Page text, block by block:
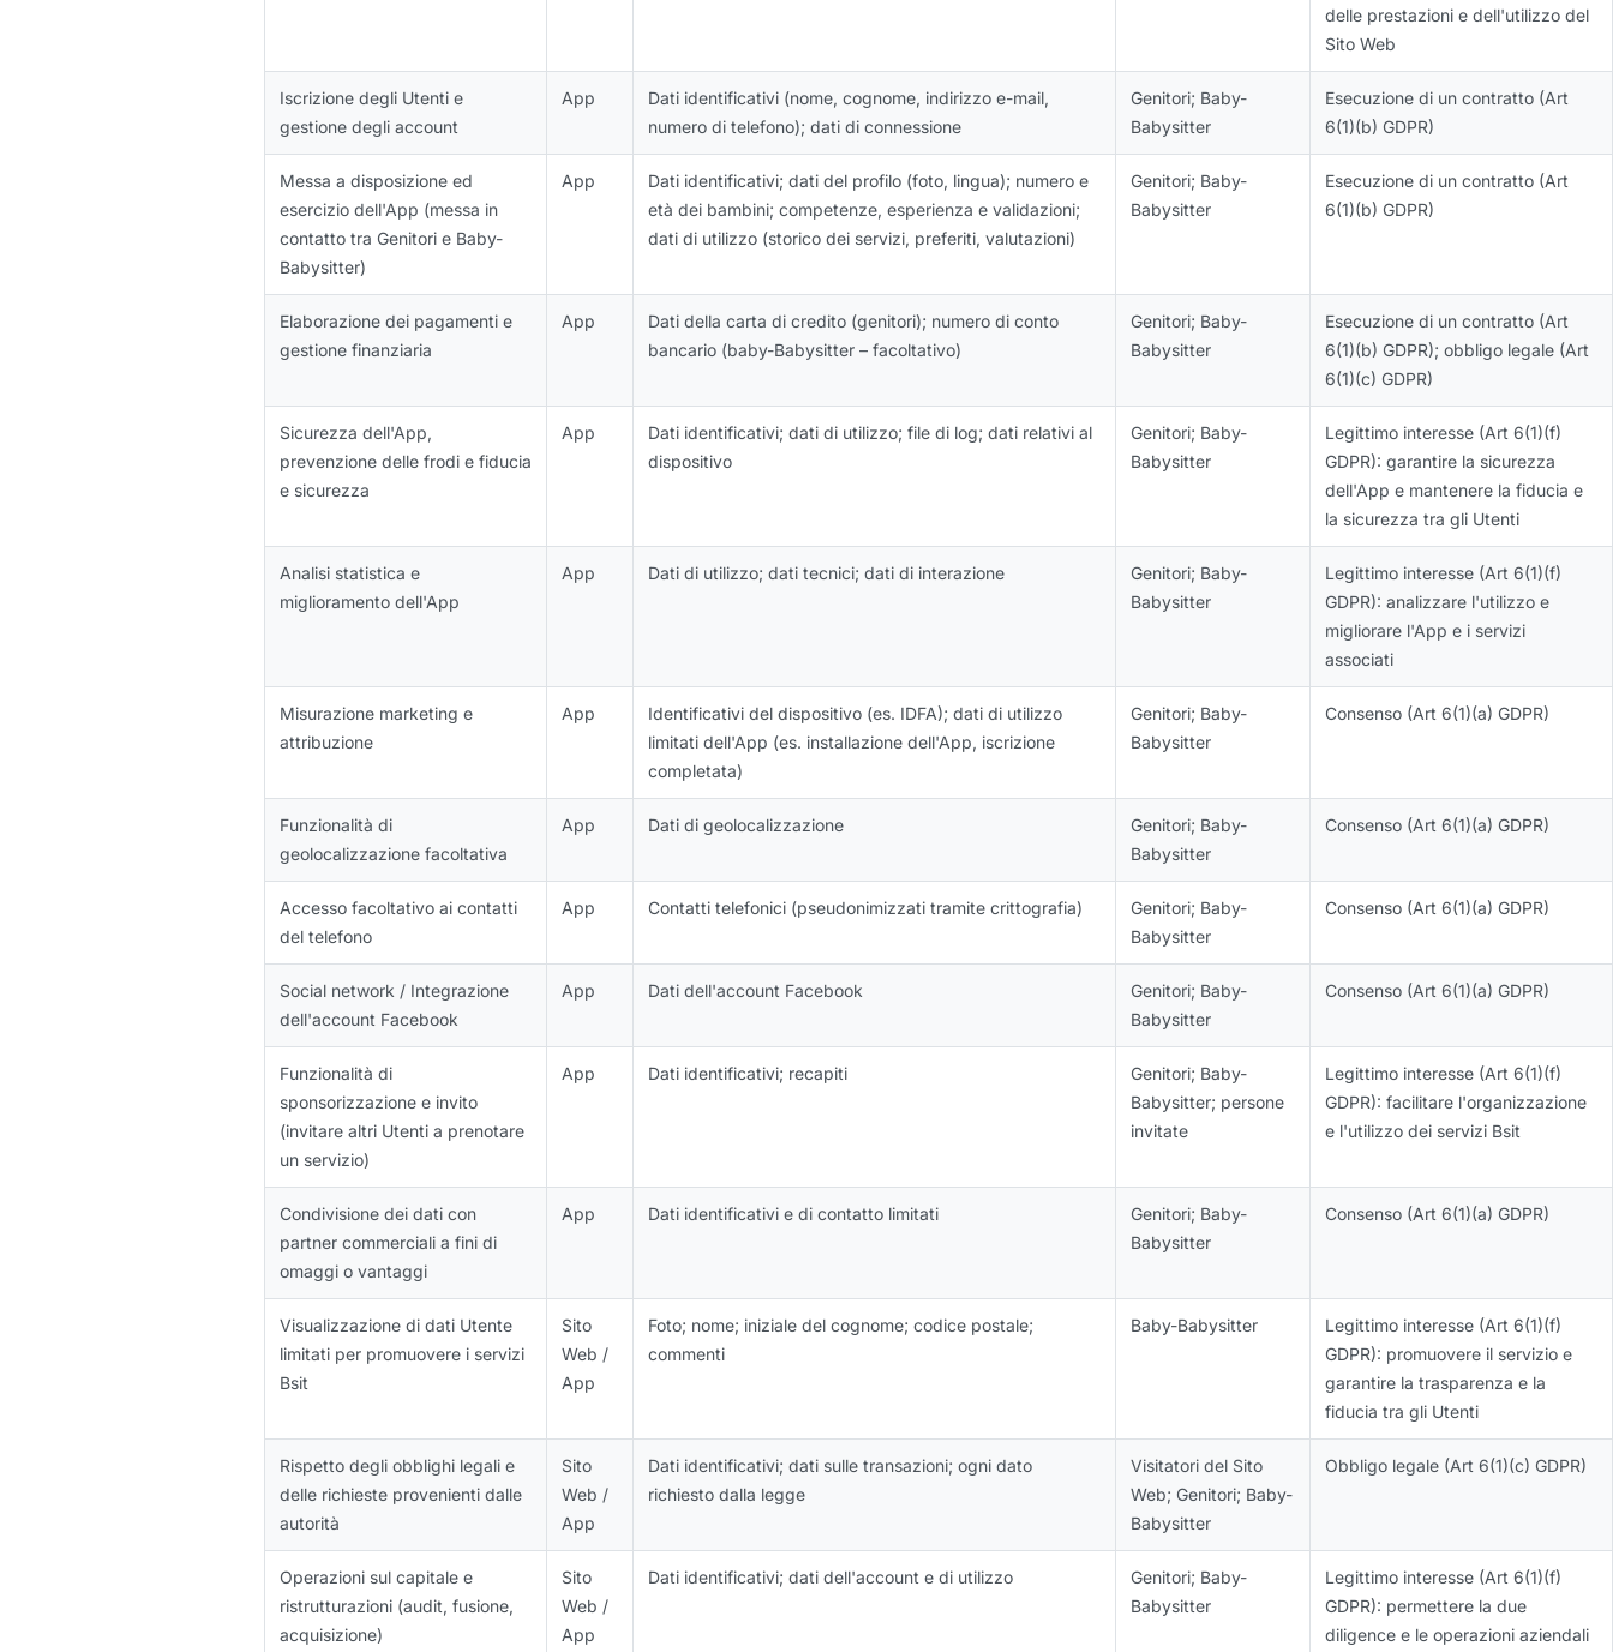
delle prestazioni e dell'utilizzo del
Sito Web
Iscrizione degli Utenti e
gestione degli account
App
Dati identificativi (nome, cognome, indirizzo e-mail,
numero di telefono); dati di connessione
Genitori; Baby-
Babysitter
Esecuzione di un contratto (Art
6(1)(b) GDPR)
Messa a disposizione ed
esercizio dell'App (messa in
contatto tra Genitori e Baby-
Babysitter)
App
Dati identificativi; dati del profilo (foto, lingua); numero e
età dei bambini; competenze, esperienza e validazioni;
dati di utilizzo (storico dei servizi, preferiti, valutazioni)
Genitori; Baby-
Babysitter
Esecuzione di un contratto (Art
6(1)(b) GDPR)
Elaborazione dei pagamenti e
gestione finanziaria
App
Dati della carta di credito (genitori); numero di conto
bancario (baby-Babysitter – facoltativo)
Genitori; Baby-
Babysitter
Esecuzione di un contratto (Art
6(1)(b) GDPR); obbligo legale (Art
6(1)(c) GDPR)
Sicurezza dell'App,
prevenzione delle frodi e fiducia
e sicurezza
App
Dati identificativi; dati di utilizzo; file di log; dati relativi al
dispositivo
Genitori; Baby-
Babysitter
Legittimo interesse (Art 6(1)(f)
GDPR): garantire la sicurezza
dell'App e mantenere la fiducia e
la sicurezza tra gli Utenti
Analisi statistica e
miglioramento dell'App
App Dati di utilizzo; dati tecnici; dati di interazione
Genitori; Baby-
Babysitter
Legittimo interesse (Art 6(1)(f)
GDPR): analizzare l'utilizzo e
migliorare l'App e i servizi
associati
Misurazione marketing e
attribuzione
App
Identificativi del dispositivo (es. IDFA); dati di utilizzo
limitati dell'App (es. installazione dell'App, iscrizione
completata)
Genitori; Baby-
Babysitter
Consenso (Art 6(1)(a) GDPR)
Funzionalità di
geolocalizzazione facoltativa
App Dati di geolocalizzazione
Genitori; Baby-
Babysitter
Consenso (Art 6(1)(a) GDPR)
Accesso facoltativo ai contatti
del telefono
App Contatti telefonici (pseudonimizzati tramite crittografia)
Genitori; Baby-
Babysitter
Consenso (Art 6(1)(a) GDPR)
Social network / Integrazione
dell'account Facebook
App Dati dell'account Facebook
Genitori; Baby-
Babysitter
Consenso (Art 6(1)(a) GDPR)
Funzionalità di
sponsorizzazione e invito
(invitare altri Utenti a prenotare
un servizio)
App Dati identificativi; recapiti
Genitori; Baby-
Babysitter; persone
invitate
Legittimo interesse (Art 6(1)(f)
GDPR): facilitare l'organizzazione
e l'utilizzo dei servizi Bsit
Condivisione dei dati con
partner commerciali a fini di
omaggi o vantaggi
App Dati identificativi e di contatto limitati
Genitori; Baby-
Babysitter
Consenso (Art 6(1)(a) GDPR)
Visualizzazione di dati Utente
limitati per promuovere i servizi
Bsit
Sito
Web /
App
Foto; nome; iniziale del cognome; codice postale;
commenti
Baby-Babysitter
Legittimo interesse (Art 6(1)(f)
GDPR): promuovere il servizio e
garantire la trasparenza e la
fiducia tra gli Utenti
Rispetto degli obblighi legali e
delle richieste provenienti dalle
autorità
Sito
Web /
App
Dati identificativi; dati sulle transazioni; ogni dato
richiesto dalla legge
Visitatori del Sito
Web; Genitori; Baby-
Babysitter
Obbligo legale (Art 6(1)(c) GDPR)
Operazioni sul capitale e
ristrutturazioni (audit, fusione,
acquisizione)
Sito
Web /
App
Dati identificativi; dati dell'account e di utilizzo
Genitori; Baby-
Babysitter
Legittimo interesse (Art 6(1)(f)
GDPR): permettere la due
diligence e le operazioni aziendali